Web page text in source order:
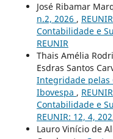
José Ribamar
n.2, 2026 ,
Contabilidade e
REUNIR
Thais Amélia
Esdras Santos
Integridade pelas
Ibovespa ,
Contabilidade e
REUNIR: 12, 4,
Lauro Vinício de